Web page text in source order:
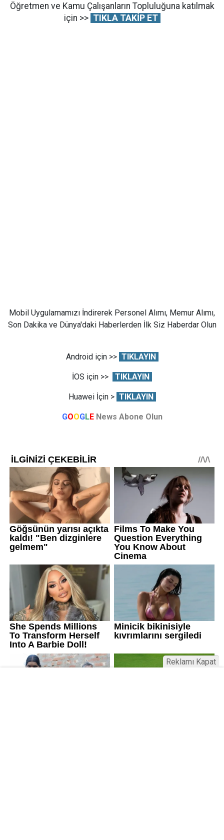
Öğretmen ve Kamu Çalışanların Topluluğuna katılmak
için >> TIKLA TAKİP ET
Mobil Uygulamamızı İndirerek Personel Alımı, Memur Alımı,
Son Dakika ve Dünya'daki Haberlerden İlk Siz Haberdar Olun
Android için >> TIKLAYIN
İOS için >> TIKLAYIN
Huawei İçin > TIKLAYIN
GOOGLE News Abone Olun
Reklamı Kapat